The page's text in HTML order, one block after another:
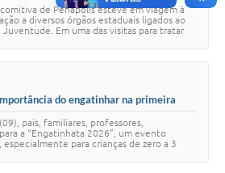
comitiva de Penápolis esteve em viagem à
a diversos órgãos estaduais ligados ao
Em uma das visitas para tratar
do engatinhar na primeira
pais, familiares, professores,
a “Engatinhata 2026”, um evento
para crianças de zero a 3